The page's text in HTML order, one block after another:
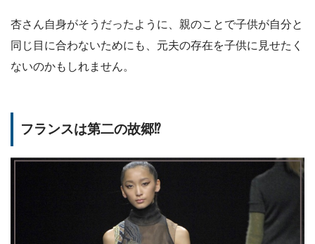
杏さん自身がそうだったように、親のことで子供が自分と
同じ目に合わないためにも、元夫の存在を子供に見せたく
ないのかもしれません。
フランスは第二の故郷⁉︎